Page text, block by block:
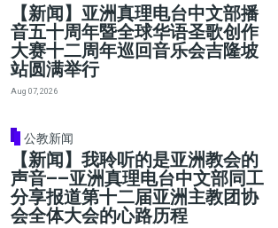
【新闻】亚洲真理电台中文部播
音五十周年暨全球华语圣歌创作
大赛十二周年巡回音乐会吉隆坡
站圆满举行
Aug 07, 2026
公教新闻
【新闻】我聆听的是亚洲教会的
声音——亚洲真理电台中文部同工
分享报道第十二届亚洲主教团协
会全体大会的心路历程